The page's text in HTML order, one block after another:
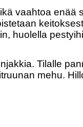
vaahtoa enää
huolella
Tilalle
mehu.